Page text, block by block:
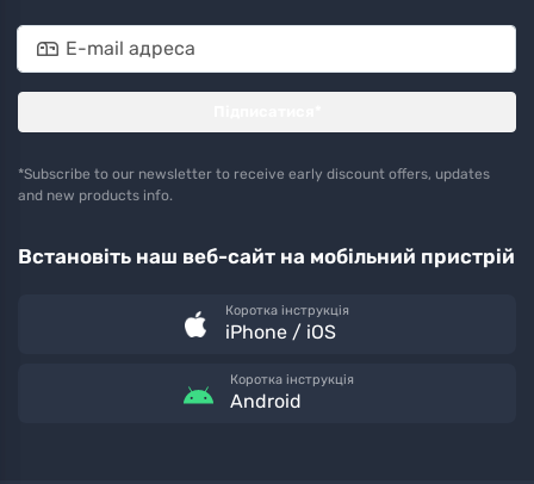
*Subscribe to our newsletter to receive early discount offers, updates
and new products info.
Встановіть наш веб-сайт на мобільний пристрій
Коротка інструкція
iPhone / iOS
Коротка інструкція
Android